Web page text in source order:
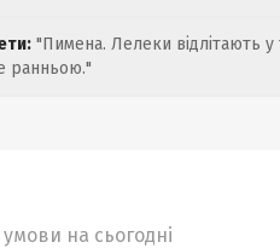
"Пимена. Лелеки відлітають у
ранньою."
на сьогодні